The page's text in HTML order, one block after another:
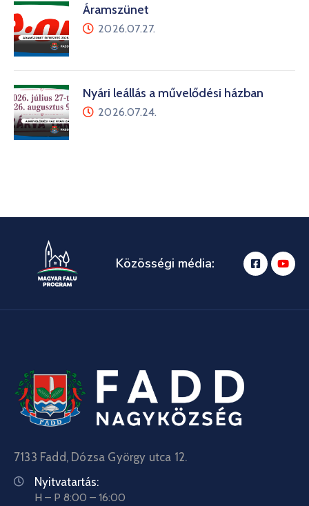
Áramszünet
2026.07.27.
Nyári leállás a művelődési házban
2026.07.24.
Közösségi média:
7133 Fadd, Dózsa György utca 12.
Nyitvatartás:
H – P 8:00 – 16:00